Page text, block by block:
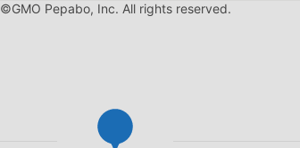
©GMO Pepabo, Inc. All rights reserved.